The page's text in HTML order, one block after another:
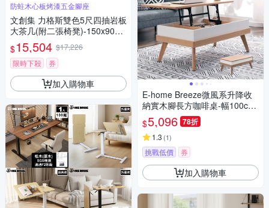
防蛀木心板烤漆五金腳座
文創集 力格斯雙色5尺四抽岩板
大茶几(附二張椅凳)-150x90x5
6cm免組
$15,504 $17,226
限時下殺
券
加入購物車
E-home Breeze微風系升降收
納實木腳長方咖啡桌-幅100cm-
原木色
$5,096 78折
1.3 (1)
挑戰低價 券
加入購物車